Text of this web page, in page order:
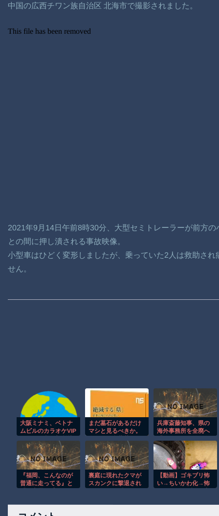
中国の広西チワン族自治区 北海市で撮影されました。
2021年9月14日午前8時30分、大型セミトレーラーが前方
との間に押し潰される事故映像。
小型車はひどく変形しましたが、乗っていた2人は救助さ
せん。
大阪ミナミ、ベトナ
ムビルのカラオケVIP
でベトナム国籍８人
が逮捕される
まだ墓石があるだけ
マシと見るべきか。
り
兵庫斎藤知事、県の
海外事務所を全廃へ
ぶためにあるだけ」
[963243619]
『福岡、こんなのが
普通に走ってる』と
らも心配される』ほ
か 8/6 ネタ
裏庭に現れたクマが
スカンクに撃退され
【動画】ゴキブリ怖
い→ちいかわ化→怖